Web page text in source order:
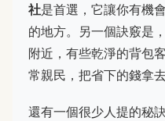
社是首選，它讓你有機
的地方。另一個訣竅是
附近，有些乾淨的背包
常親民，把省下的錢拿
還有一個很少人提的秘